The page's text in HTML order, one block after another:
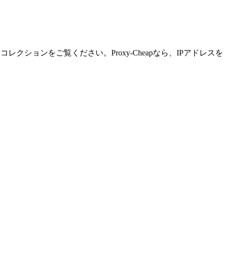
レクションをご覧ください。Proxy-Cheapなら、IPアドレスを